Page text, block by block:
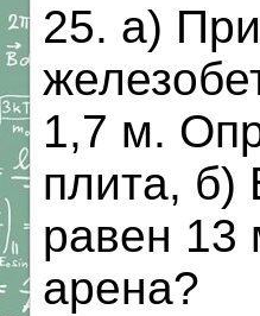
25. а)
1,7 м.
плита,
равен 13
арена?